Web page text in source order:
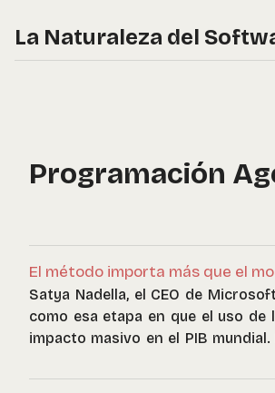
La Naturaleza del
Programación
El método importa más que el
Satya Nadella, el CEO de
como esa etapa en que el uso de
impacto masivo en el PIB mundial.
éxito está en el surgimiento de la
unicornio de una persona: una